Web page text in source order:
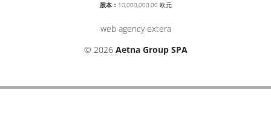
股本： 10,000,000.00 欧元
web agency extera
© 2026 Aetna Group SPA